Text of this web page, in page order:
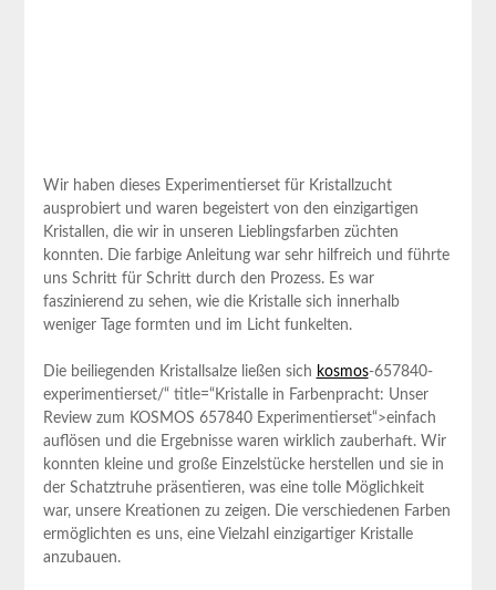
Wir haben dieses Experimentierset ‍für Kristallzucht
ausprobiert und waren begeistert von den einzigartigen
Kristallen, die wir in unseren ⁣Lieblingsfarben züchten
konnten. Die farbige Anleitung​ war sehr hilfreich und⁣ führte
uns Schritt für Schritt durch den Prozess. Es war
faszinierend⁤ zu sehen,⁤ wie die Kristalle​ sich innerhalb
weniger ⁢Tage formten​ und im Licht funkelten.
Die beiliegenden Kristallsalze ließen sich kosmos-657840-
experimentierset/“ title=“Kristalle in Farbenpracht: Unser
Review zum KOSMOS 657840 Experimentierset“>einfach
auflösen und die Ergebnisse waren wirklich zauberhaft. Wir
konnten kleine und große Einzelstücke herstellen und sie in
der Schatztruhe präsentieren, was ‍eine tolle Möglichkeit
war, unsere Kreationen zu zeigen. Die verschiedenen Farben
ermöglichten es uns, eine Vielzahl⁤ einzigartiger Kristalle
anzubauen.